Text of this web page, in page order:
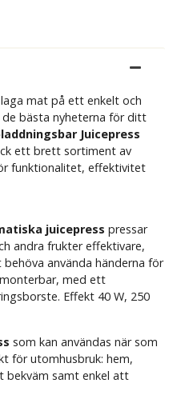
mat på ett enkelt och
bästa nyheterna för ditt
Juicepress
ett brett sortiment av
funktionalitet, effektivitet
juicepress pressar
andra frukter effektivare,
använda händerna för
med ett
Effekt 40 W, 250
som kan användas när som
för utomhusbruk: hem,
bekväm samt enkel att